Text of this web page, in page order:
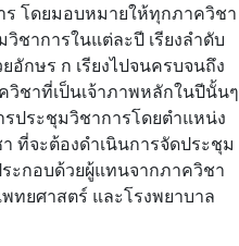
ร โดยมอบหมายให้ทุกภาควิชา
ชาการในแต่ละปี เรียงลำดับ
อักษร ก เรียงไปจนครบจนถึง
ชาที่เป็นเจ้าภาพหลักในปีนั้นๆ
ประชุมวิชาการโดยตำแหน่ง
ที่จะต้องดำเนินการจัดประชุม
ะกอบด้วยผู้แทนจากภาควิชา
ทยศาสตร์ และโรงพยาบาล